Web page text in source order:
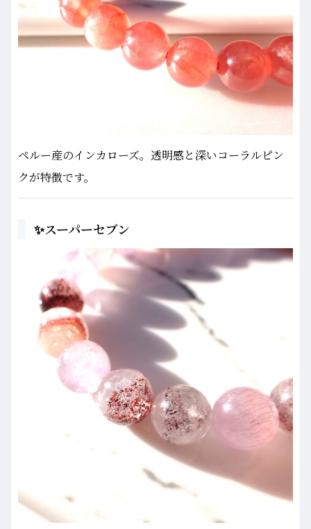
ペルー産のインカローズ。透明感と深いコーラルピン
クが特徴です。
✨スーパーセブン